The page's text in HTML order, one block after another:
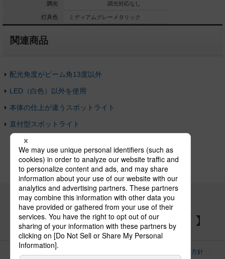
調光
灯具色
調光対応なし
ミディアムグレーメタリック
関連商品
配光角度がビーム角13度以外
LED（白色）以外を使用
本体の仕上が違うスポットライト
直付型スポットライト
パナソニックの電気設備 SNSアカウント
サイトのご利用にあたって 個人情報保護方針